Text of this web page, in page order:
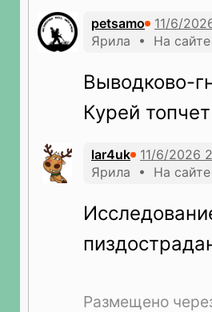
petsamo
Ярила • На сайте
Выводково-
Курей топчет
lar4uk
Ярила • На сайте
Размещено